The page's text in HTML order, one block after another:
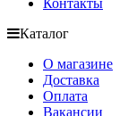
Контакты
Каталог
О магазине
Доставка
Оплата
Вакансии